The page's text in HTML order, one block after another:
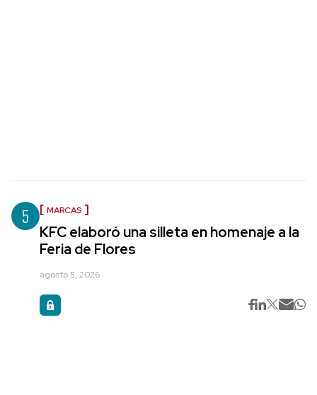
5 MARCAS
KFC elaboró una silleta en homenaje a la
Feria de Flores
agosto 5, 2026